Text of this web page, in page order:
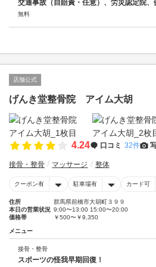
交通事故（自賠責・任意）、労災認定院
無料
店舗公式
げんき堂整骨院 アイム大胡
4.24 口コミ 32件
接骨・整骨 マッサージ 整体
クーポン有 駐車場有 カード可
住所
群馬県前橋市大胡町３９９
本日の営業状況 9:00〜13:00 15:00〜20:00
価格帯
￥500〜￥9,350
メニュー
接骨・整骨
スポーツの怪我早期回復！